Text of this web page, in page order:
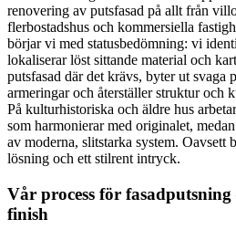
renovering av putsfasad på allt från
flerbostadshus och kommersiella
börjar vi med statusbedömning: vi
lokaliserar löst sittande material och
putsfasad där det krävs, byter ut svaga
armeringar och återställer struktur och
På kulturhistoriska och äldre hus
som harmonierar med originalet,
av moderna, slitstarka system. Oavsett
lösning och ett stilrent intryck.
Vår process för
finish